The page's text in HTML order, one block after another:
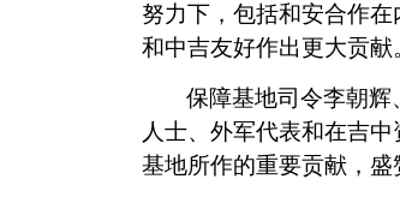
努力下，包括和安合作在
和中吉友好作出更大贡献
保障基地司令李朝
人士、 外军代表和在吉中
基地所作的重要贡献，盛